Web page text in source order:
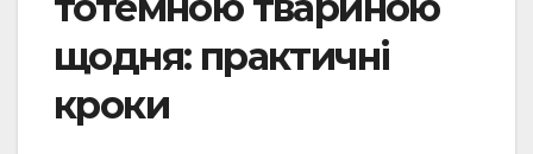
щодня: практичні
кроки